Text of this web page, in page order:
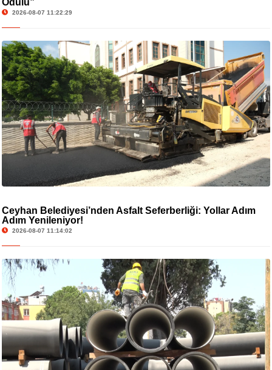
Ödülü”
2026-08-07 11:22:29
Ceyhan Belediyesi’nden Asfalt Seferberliği: Yollar Adım
Adım Yenileniyor!
2026-08-07 11:14:02